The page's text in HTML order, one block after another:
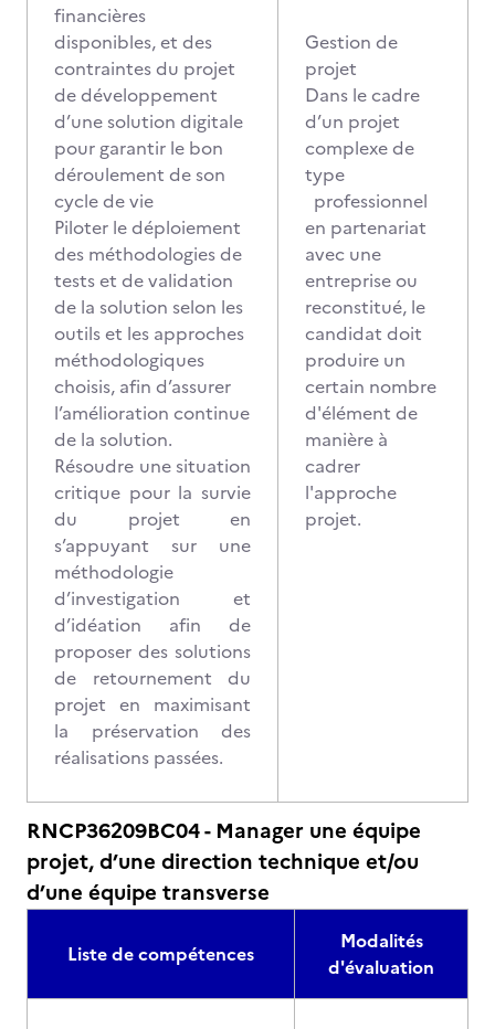
financières
disponibles, et des
contraintes du projet
de développement
d’une solution digitale
pour garantir le bon
déroulement de son
cycle de vie
Piloter le déploiement
des méthodologies de
tests et de validation
de la solution selon les
outils et les approches
méthodologiques
choisis, afin d’assurer
l’amélioration continue
de la solution.
Résoudre une situation
critique pour la survie
du projet en
s’appuyant sur une
méthodologie
d’investigation et
d’idéation afin de
proposer des solutions
de retournement du
projet en maximisant
la préservation des
réalisations passées.
Gestion de
projet
Dans le cadre
d’un projet
complexe de
type
professionnel
en partenariat
avec une
entreprise ou
reconstitué, le
candidat doit
produire un
certain nombre
d'élément de
manière à
cadrer
l'approche
projet.
RNCP36209BC04 - Manager une équipe
projet, d’une direction technique et/ou
d’une équipe transverse
Liste de compétences
Modalités
d'évaluation